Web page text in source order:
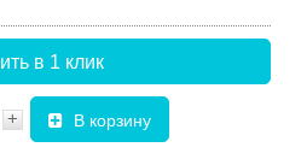
в 1 клик
+ В корзину